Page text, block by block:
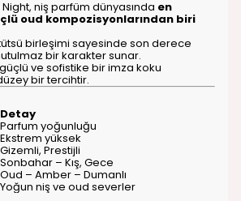
niş parfüm dünyasında en
oud kompozisyonlarından biri
birleşimi sayesinde son derece
bir karakter sunar.
ve sofistike bir imza koku
bir tercihtir.
Detay
Parfum yoğunluğu
Ekstrem yüksek
Gizemli, Prestijli
Sonbahar – Kış, Gece
Oud – Amber – Dumanlı
Yoğun niş ve oud severler